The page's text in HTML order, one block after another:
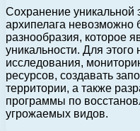
Сохранение уникальной
архипелага невозможно
разнообразия, которое
уникальности. Для
исследования,
ресурсов, создавать
территории, а также
программы по
угрожаемых видов.